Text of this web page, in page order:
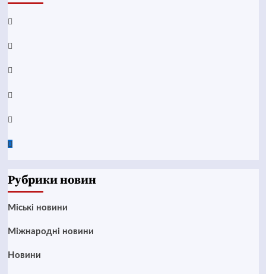
Facebook
YouTube
Telegram
Instagram
Twitter
Google
Рубрики новин
Mіські новини
Міжнародні новини
Новини